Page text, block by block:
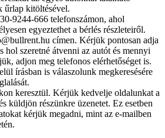
űrlap kitöltésével.
9244-666 telefonszámon, ahol
egyeztethet a bérlés részleteiről.
címen. Kérjük pontosan adja
hol szeretné átvenni az autót és mennyi
adjon meg telefonos elérhetőséget is.
írásban is válaszolunk megkeresésére
keresztül. Kérjük kedvelje oldalunkat a
küldjön részünkre üzenetet. Ez esetben
kérjük megadni, mint az e-mailben